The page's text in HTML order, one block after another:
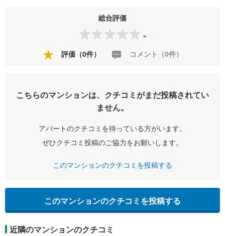
総合評価
-
評価（0件） コメント（0件）
こちらのマンションは、クチコミがまだ投稿されてい
ません。
アパートのクチコミを待っている方がいます。
ぜひクチコミ投稿のご協力をお願いします。
このマンションのクチコミを投稿する
このマンションのクチコミを投稿する
近隣のマンションのクチコミ